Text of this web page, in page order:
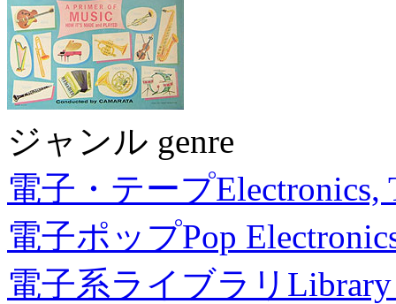
ジャンル genre
電子・テープElectronics,
電子ポップPop
電子系ライブラリ